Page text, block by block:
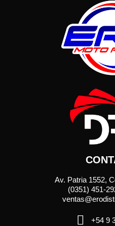
Av. Patria 1552,
(0351) 451-
+54 9